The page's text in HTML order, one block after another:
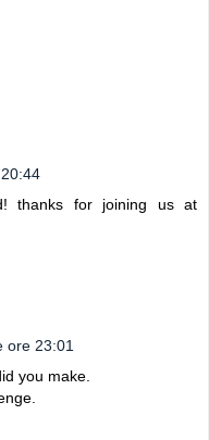
thanks for joining us at
ore 23:01
you make.